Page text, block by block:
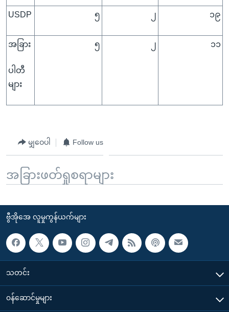
ကျော်
USDP ၅ ၂ ၁၉
အခြား
ပါတီ
များ
၅ ၂ ၁၁
မျှဝေပါ Follow us
အခြားဖတ်ရှုစရာများ
ဗွီအိုအေ လူမှုကွန်ယက်များ
သတင်း
၀န်ဆောင်မှုများ